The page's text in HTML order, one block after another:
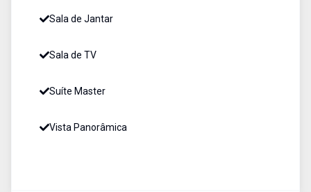
Sala de Jantar
Sala de TV
Suíte Master
Vista Panorâmica